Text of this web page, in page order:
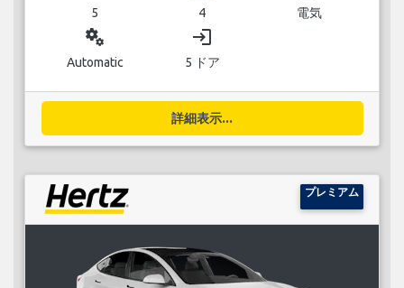
5 4 電気
miscellaneous_services
Automatic
login
5 ドア
詳細表示...
プレミアム